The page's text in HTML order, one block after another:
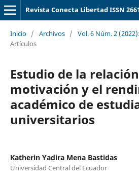
Revista Conecta Libertad ISSN
Inicio / Archivos / Vol. 6 Núm. 2
Artículos
Estudio de la
motivación y el
académico de
universitarios
Katherin Yadira Mena Bastidas
Universidad Central del Ecuador